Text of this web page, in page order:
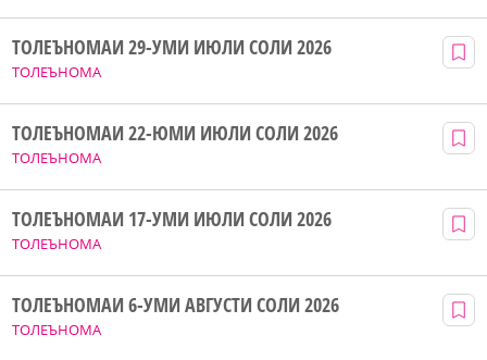
ТОЛЕЪНОМА
ТОЛЕЪНОМАИ 29-УМИ ИЮЛИ СОЛИ 2026
ТОЛЕЪНОМА
ТОЛЕЪНОМАИ 22-ЮМИ ИЮЛИ СОЛИ 2026
ТОЛЕЪНОМА
ТОЛЕЪНОМАИ 17-УМИ ИЮЛИ СОЛИ 2026
ТОЛЕЪНОМА
ТОЛЕЪНОМАИ 6-УМИ АВГУСТИ СОЛИ 2026